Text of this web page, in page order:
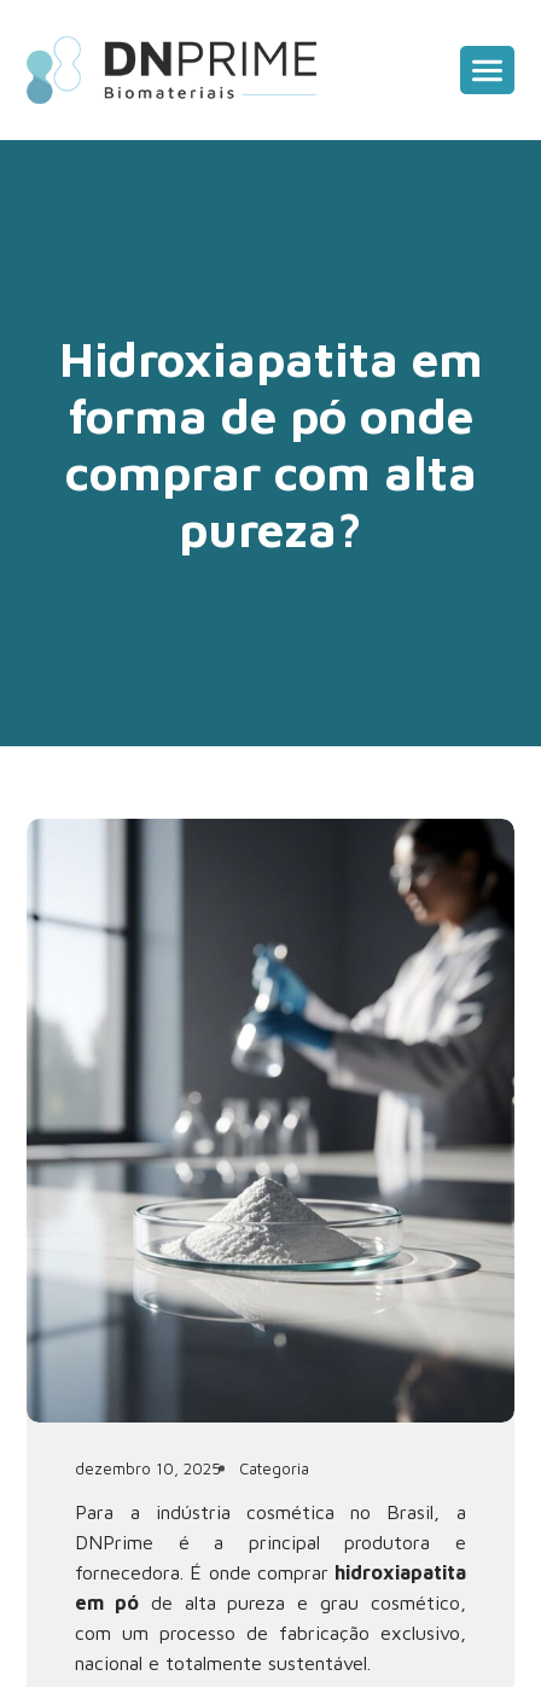
Hidroxiapatita em
forma de pó onde
comprar com alta
pureza?
dezembro 10, 2025 Categoria
Para a indústria cosmética no Brasil, a
DNPrime é a principal produtora e
fornecedora. É onde comprar hidroxiapatita
em pó de alta pureza e grau cosmético,
com um processo de fabricação exclusivo,
nacional e totalmente sustentável.